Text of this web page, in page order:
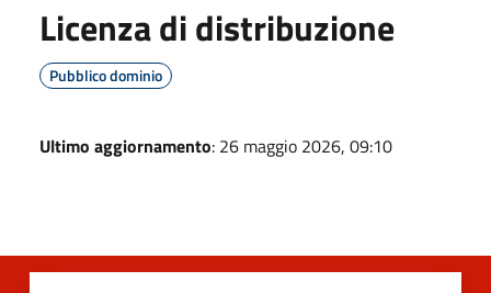
Licenza di distribuzione
Pubblico dominio
Ultimo aggiornamento: 26 maggio 2026, 09:10